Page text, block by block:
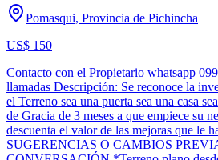
Pomasqui, Provincia de Pichincha
US$ 150
Contacto con el Propietario whatsapp
llamadas Descripción: Se reconoce la
el Terreno sea una puerta sea una casa
de Gracia de 3 meses a que empiece su
descuenta el valor de las mejoras que le
SUGERENCIAS O CAMBIOS